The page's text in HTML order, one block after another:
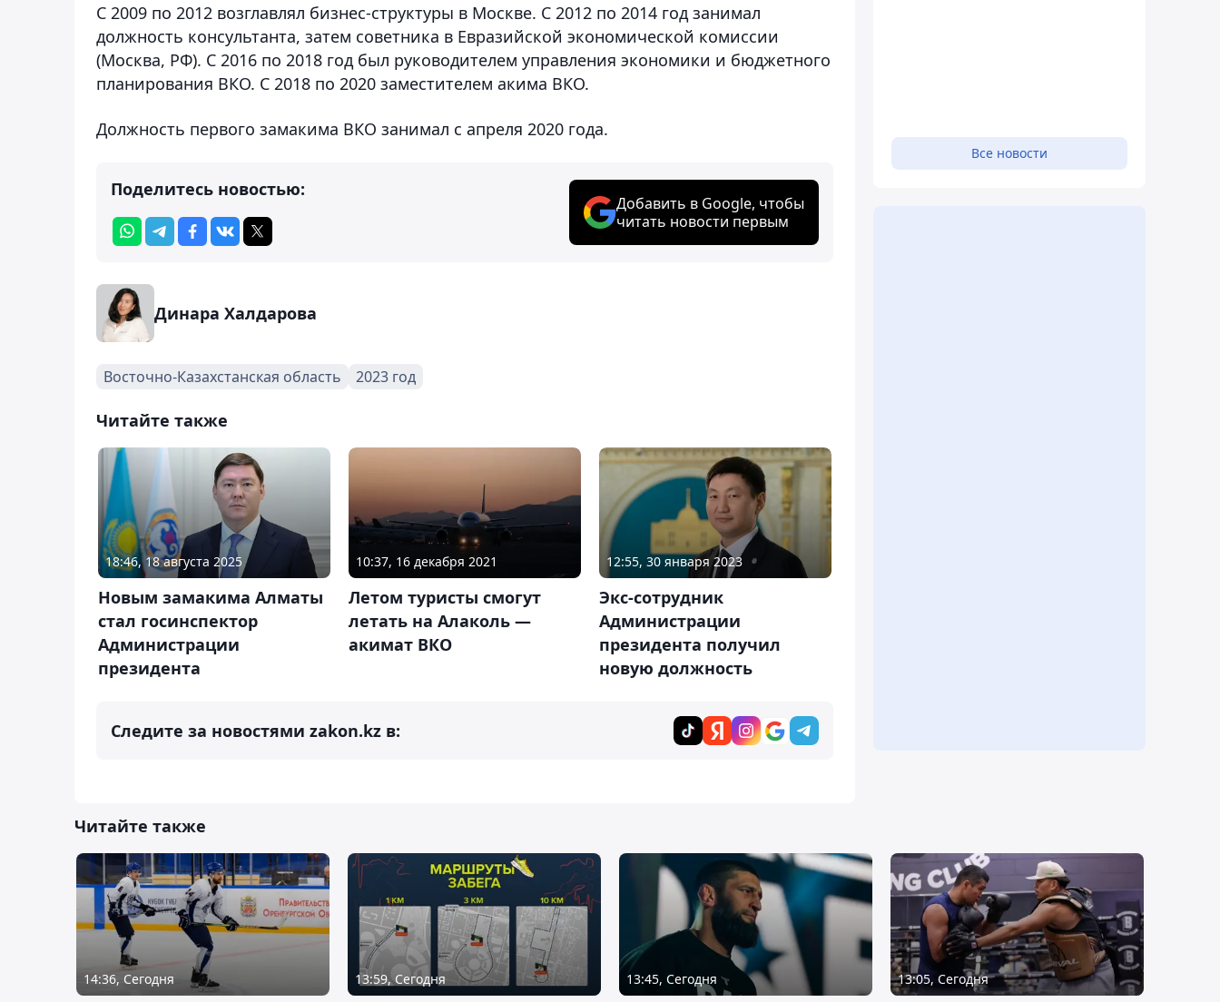
С 2009 по 2012 возглавлял бизнес-структуры в Москве. С 2012 по 2014 год занимал
должность консультанта, затем советника в Евразийской экономической комиссии
(Москва, РФ). С 2016 по 2018 год был руководителем управления экономики и бюджетного
планирования ВКО. С 2018 по 2020 заместителем акима ВКО.
Должность первого замакима ВКО занимал с апреля 2020 года.
Поделитесь новостью:
Добавить в Google, чтобы
читать новости первым
Динара Халдарова
Восточно-Казахстанская область 2023 год
Читайте также
18:46, 18 августа 2025
Новым замакима Алматы
стал госинспектор
Администрации
президента
10:37, 16 декабря 2021
Летом туристы смогут
летать на Алаколь —
акимат ВКО
12:55, 30 января 2023
Экс-сотрудник
Администрации
президента получил
новую должность
Следите за новостями zakon.kz в:
Все новости
Читайте также
14:36, Сегодня 13:59, Сегодня 13:45, Сегодня 13:05, Сегодня